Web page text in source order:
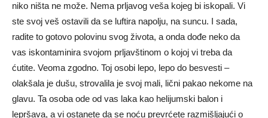
niko ništa ne može. Nema prljavog veša kojeg bi iskopali. Vi
ste svoj veš ostavili da se luftira napolju, na suncu. I sada,
radite to gotovo polovinu svog života, a onda dođe neko da
vas iskontaminira svojom prljavštinom o kojoj vi treba da
ćutite. Veoma zgodno. Toj osobi lepo, lepo do besvesti –
olakšala je dušu, strovalila je svoj mali, lični pakao nekome na
glavu. Ta osoba ode od vas laka kao helijumski balon i
lepršava, a vi ostanete da se noću prevrćete razmišljajući o